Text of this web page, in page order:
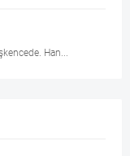
Han...